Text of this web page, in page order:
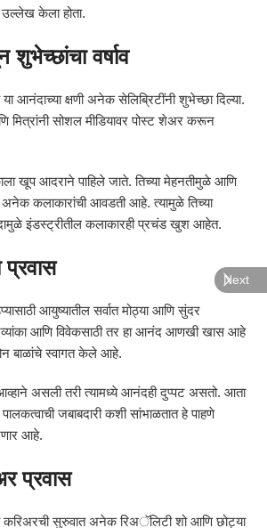
केला होता.
शुभेच्छांचा वर्षाव
या आनंदाच्या क्षणी अनेक सेलिब्रिटींनी शुभेच्छा दिल्या.
मित्रांनी सोशल मीडियावर पोस्ट शेअर करून
खूप आदराने पाहिले जाते. तिच्या मेहनतीमुळे आणि
अनेक कलाकारांची आवडती आहे. त्यामुळे तिच्या
इंडस्ट्रीतील कलाकारही प्रचंड खुश आहेत.
प्रवास
आयुष्यातील सर्वात मोठ्या आणि सुंदर
आणि विवेकसाठी तर हा आनंद आणखी खास आहे
बाळांचे स्वागत केले आहे.
असली तरी त्यामध्ये आनंदही दुप्पट असतो. आता
जबाबदारी कशी सांभाळतात हे पाहणे
आहे.
प्रवास
करिअरची सुरुवात अनेक रिअॅलिटी शो आणि छोट्या
Next